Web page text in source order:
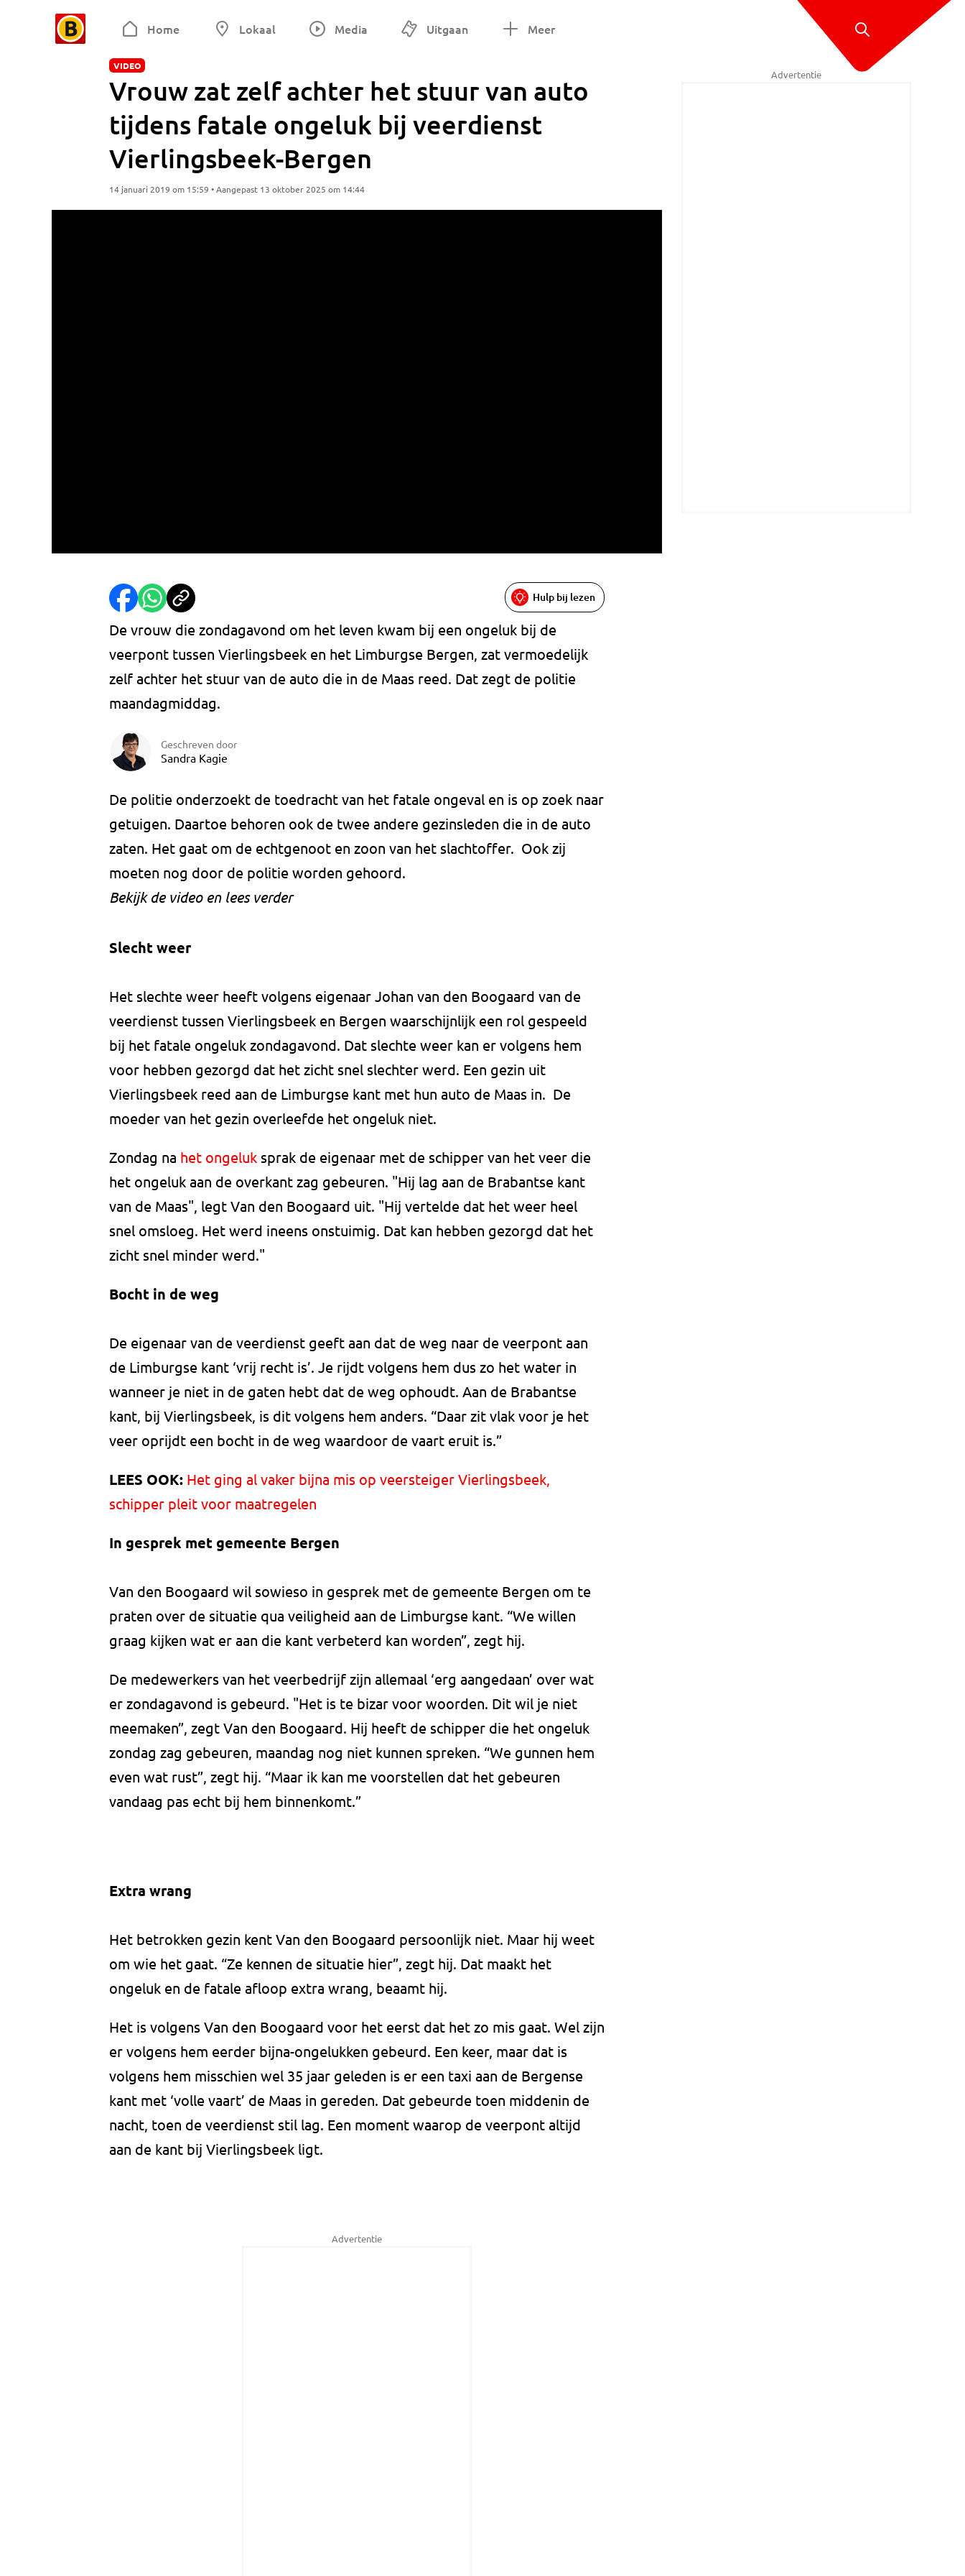
Home Lokaal Media Uitgaan Meer
VIDEO
Vrouw zat zelf achter het stuur van auto
tijdens fatale ongeluk bij veerdienst
Vierlingsbeek-Bergen
14 januari 2019 om 15:59 • Aangepast 13 oktober 2025 om 14:44
Hulp bij lezen
De vrouw die zondagavond om het leven kwam bij een ongeluk bij de
veerpont tussen Vierlingsbeek en het Limburgse Bergen, zat vermoedelijk
zelf achter het stuur van de auto die in de Maas reed. Dat zegt de politie
maandagmiddag.
Geschreven door
Sandra Kagie
De politie onderzoekt de toedracht van het fatale ongeval en is op zoek naar
getuigen. Daartoe behoren ook de twee andere gezinsleden die in de auto
zaten. Het gaat om de echtgenoot en zoon van het slachtoffer. Ook zij
moeten nog door de politie worden gehoord.
Bekijk de video en lees verder
Slecht weer
Het slechte weer heeft volgens eigenaar Johan van den Boogaard van de
veerdienst tussen Vierlingsbeek en Bergen waarschijnlijk een rol gespeeld
bij het fatale ongeluk zondagavond. Dat slechte weer kan er volgens hem
voor hebben gezorgd dat het zicht snel slechter werd. Een gezin uit
Vierlingsbeek reed aan de Limburgse kant met hun auto de Maas in. De
moeder van het gezin overleefde het ongeluk niet.
Zondag na het ongeluk sprak de eigenaar met de schipper van het veer die
het ongeluk aan de overkant zag gebeuren. "Hij lag aan de Brabantse kant
van de Maas", legt Van den Boogaard uit. "Hij vertelde dat het weer heel
snel omsloeg. Het werd ineens onstuimig. Dat kan hebben gezorgd dat het
zicht snel minder werd."
Bocht in de weg
De eigenaar van de veerdienst geeft aan dat de weg naar de veerpont aan
de Limburgse kant ‘vrij recht is’. Je rijdt volgens hem dus zo het water in
wanneer je niet in de gaten hebt dat de weg ophoudt. Aan de Brabantse
kant, bij Vierlingsbeek, is dit volgens hem anders. “Daar zit vlak voor je het
veer oprijdt een bocht in de weg waardoor de vaart eruit is.”
LEES OOK: Het ging al vaker bijna mis op veersteiger Vierlingsbeek,
schipper pleit voor maatregelen
In gesprek met gemeente Bergen
Van den Boogaard wil sowieso in gesprek met de gemeente Bergen om te
praten over de situatie qua veiligheid aan de Limburgse kant. “We willen
graag kijken wat er aan die kant verbeterd kan worden”, zegt hij.
De medewerkers van het veerbedrijf zijn allemaal ‘erg aangedaan’ over wat
er zondagavond is gebeurd. "Het is te bizar voor woorden. Dit wil je niet
meemaken”, zegt Van den Boogaard. Hij heeft de schipper die het ongeluk
zondag zag gebeuren, maandag nog niet kunnen spreken. “We gunnen hem
even wat rust”, zegt hij. “Maar ik kan me voorstellen dat het gebeuren
vandaag pas echt bij hem binnenkomt.”
Extra wrang
Het betrokken gezin kent Van den Boogaard persoonlijk niet. Maar hij weet
om wie het gaat. “Ze kennen de situatie hier”, zegt hij. Dat maakt het
ongeluk en de fatale afloop extra wrang, beaamt hij.
Het is volgens Van den Boogaard voor het eerst dat het zo mis gaat. Wel zijn
er volgens hem eerder bijna-ongelukken gebeurd. Een keer, maar dat is
volgens hem misschien wel 35 jaar geleden is er een taxi aan de Bergense
kant met ‘volle vaart’ de Maas in gereden. Dat gebeurde toen middenin de
nacht, toen de veerdienst stil lag. Een moment waarop de veerpont altijd
aan de kant bij Vierlingsbeek ligt.
Advertentie
Advertentie